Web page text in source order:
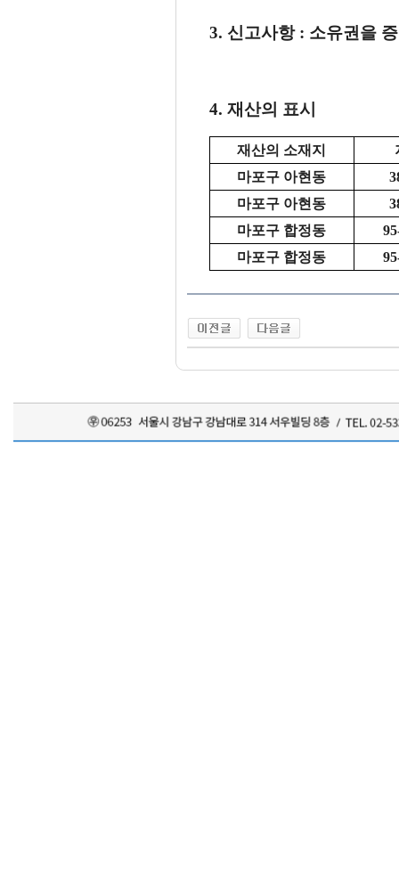
3. 신고사항 : 소유권을
4. 재산의 표시
재산의 소재지
마포구 아현동
마포구 아현동
마포구 합정동
마포구 합정동